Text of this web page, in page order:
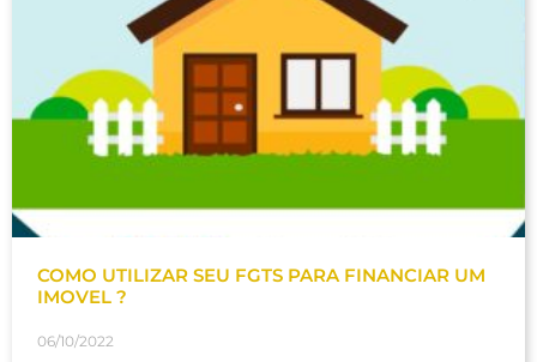
COMO UTILIZAR SEU FGTS PARA FINANCIAR UM
IMOVEL ?
06/10/2022